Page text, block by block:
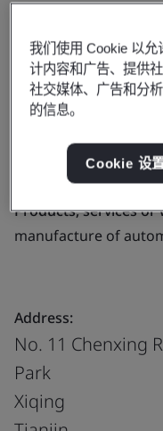
Tianjin
Co., Ltd.
Business scope:The
automobile lamps
Products, services or
manufacture of
Address:
No. 11 Chenxing
Park
Xiqing
我们使用 Cookie 以
计内容和广告、提供
社交媒体、广告和分
的信息。
Cookie 设